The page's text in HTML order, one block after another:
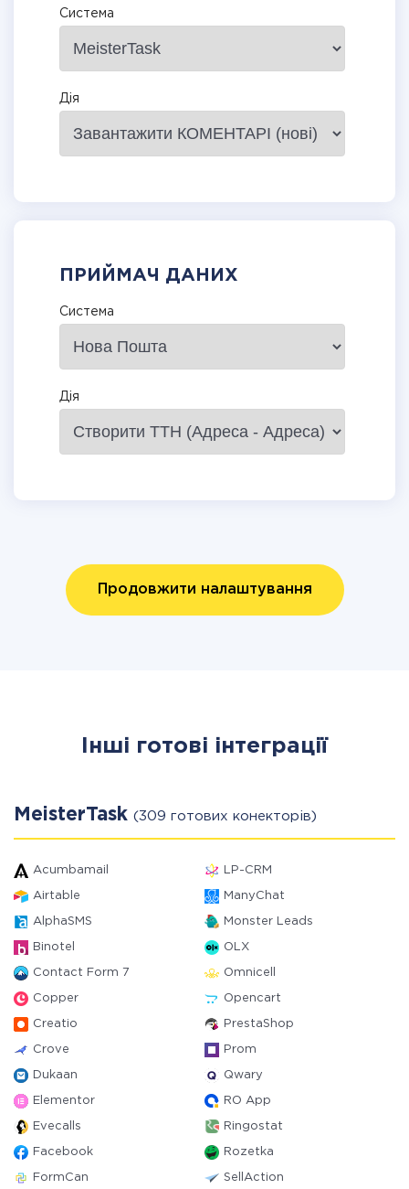
Система
Дія
ПРИЙМАЧ ДАНИХ
Система
Дія
Продовжити налаштування
Інші готові інтеграції
MeisterTask (309 готових конекторів)
Acumbamail LP-CRM
Airtable ManyChat
AlphaSMS Monster Leads
Binotel OLX
Contact Form 7 Omnicell
Copper Opencart
Creatio PrestaShop
Crove Prom
Dukaan Qwary
Elementor RO App
Evecalls Ringostat
Facebook Rozetka
FormCan SellAction